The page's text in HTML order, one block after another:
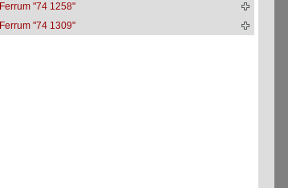
Ferrum "74 1258"
Ferrum "74 1309"